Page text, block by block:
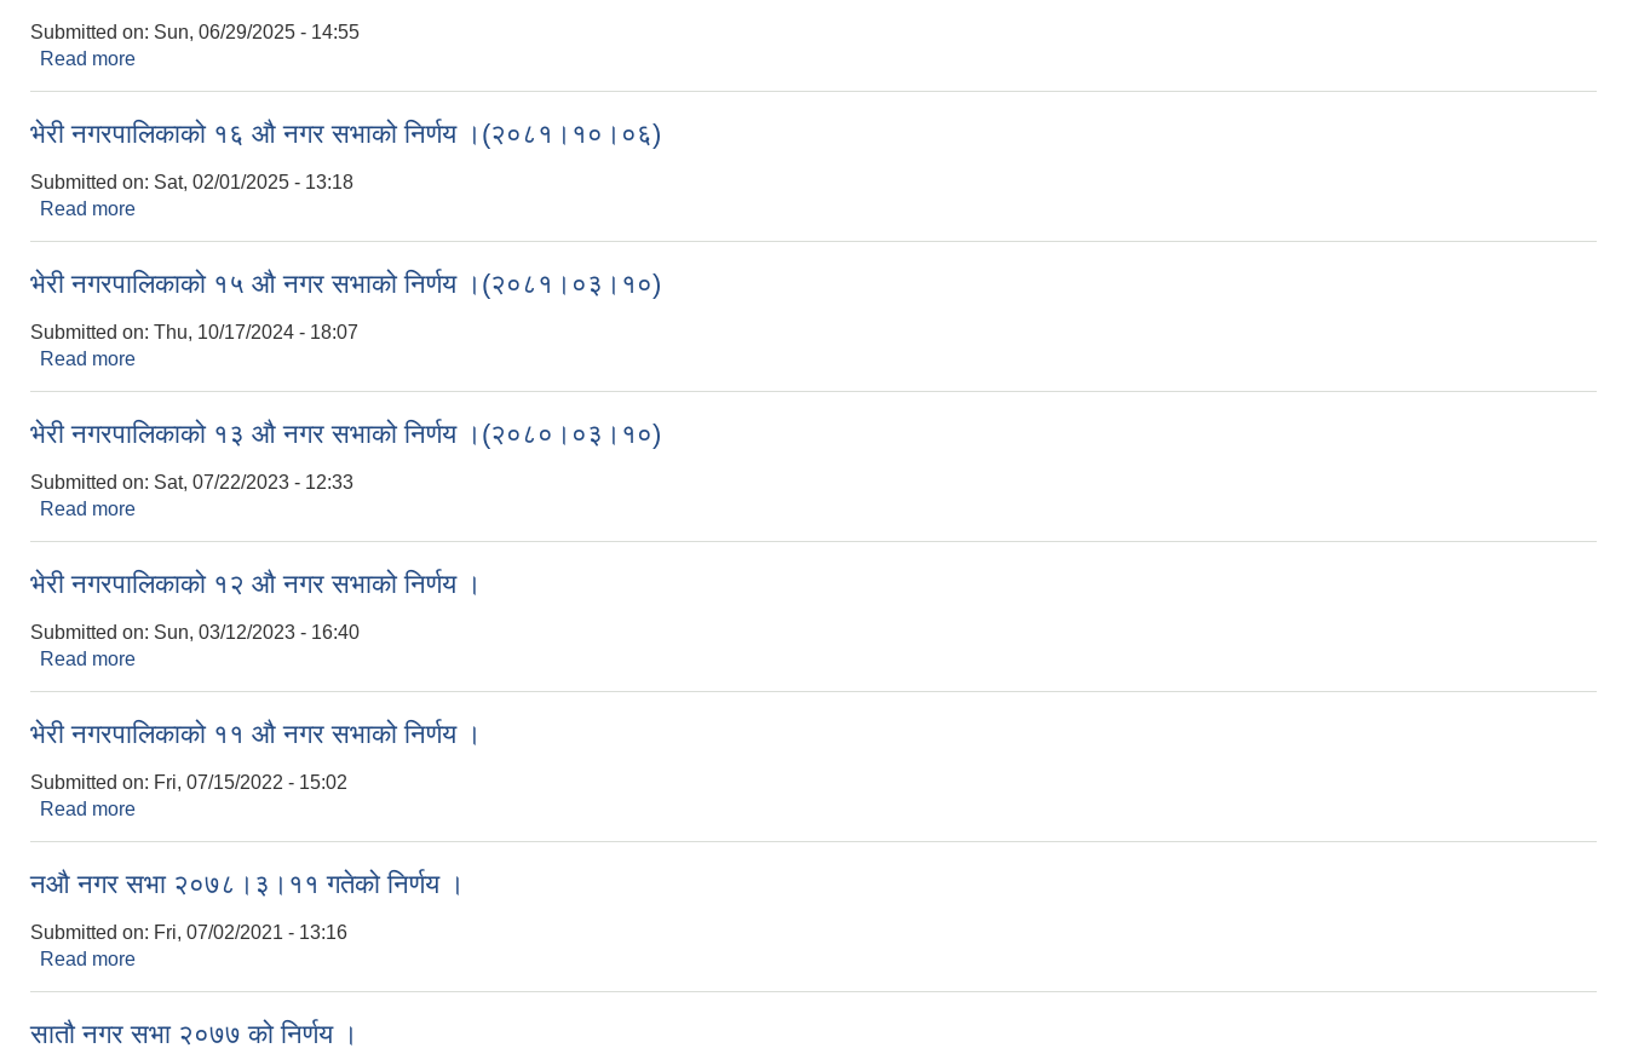
Submitted on: Sun, 06/29/2025 - 14:55
Read more
भेरी नगरपालिकाको १६ औ नगर सभाको निर्णय ।(२०८१।१०।०६)
Submitted on: Sat, 02/01/2025 - 13:18
Read more
भेरी नगरपालिकाको १५ औ नगर सभाको निर्णय ।(२०८१।०३।१०)
Submitted on: Thu, 10/17/2024 - 18:07
Read more
भेरी नगरपालिकाको १३ औ नगर सभाको निर्णय ।(२०८०।०३।१०)
Submitted on: Sat, 07/22/2023 - 12:33
Read more
भेरी नगरपालिकाको १२ औ नगर सभाको निर्णय ।
Submitted on: Sun, 03/12/2023 - 16:40
Read more
भेरी नगरपालिकाको ११ औ नगर सभाको निर्णय ।
Submitted on: Fri, 07/15/2022 - 15:02
Read more
नऔ नगर सभा २०७८।३।११ गतेको निर्णय ।
Submitted on: Fri, 07/02/2021 - 13:16
Read more
सातौ नगर सभा २०७७ को निर्णय ।